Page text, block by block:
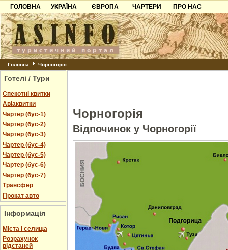
ГОЛОВНА
УКРАЇНА
Карпати
Азов
Причорноморря
Шацьк
ЄВРОПА
Чорногорія
Хорватія
Болгарія
ЧАРТЕРИ
ПРО НАС
Контакти
Партнерам
Додати готель
Головна Чорногорія
Готелі / Тури
Спекотні квитки
Авіаквитки
Чартер (бус-1)
Чартер (бус-2)
Чартер (бус-3)
Чартер (бус-4)
Чартер (бус-5)
Чартер (бус-6)
Чартер (бус-7)
Трансфер
Прокат авто
Інформація
Міста і селища
Розрахунок
відстаней
Чорногорія
Відпочинок у Чорногорії